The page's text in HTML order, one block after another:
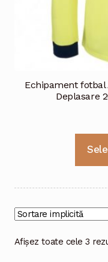
Echipament fotbal
Deplasare
Afișez toate cele 3